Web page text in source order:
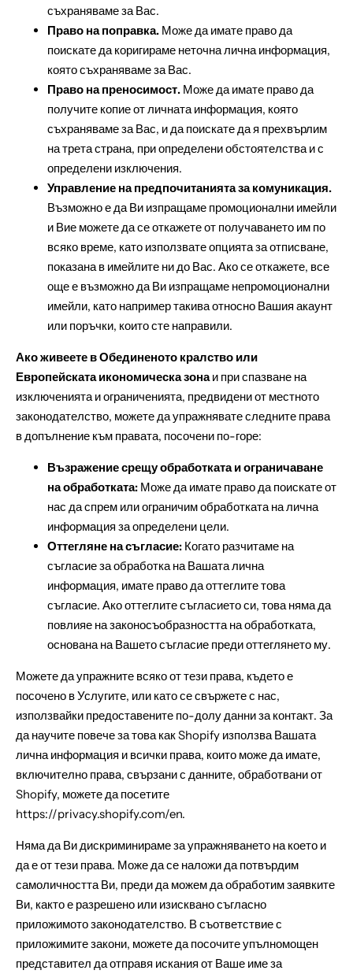
съхраняваме за Вас.
Право на поправка. Може да имате право да
поискате да коригираме неточна лична информация,
която съхраняваме за Вас.
Право на преносимост. Може да имате право да
получите копие от личната информация, която
съхраняваме за Вас, и да поискате да я прехвърлим
на трета страна, при определени обстоятелства и с
определени изключения.
Управление на предпочитанията за комуникация.
Възможно е да Ви изпращаме промоционални имейли
и Вие можете да се откажете от получаването им по
всяко време, като използвате опцията за отписване,
показана в имейлите ни до Вас. Ако се откажете, все
още е възможно да Ви изпращаме непромоционални
имейли, като например такива относно Вашия акаунт
или поръчки, които сте направили.
Ако живеете в Обединеното кралство или
Европейската икономическа зонаи при спазване на
изключенията и ограниченията, предвидени от местното
законодателство, можете да упражнявате следните права
в допълнение към правата, посочени по-горе:
Възражение срещу обработката и ограничаване
на обработката: Може да имате право да поискате от
нас да спрем или ограничим обработката на лична
информация за определени цели.
Оттегляне на съгласие: Когато разчитаме на
съгласие за обработка на Вашата лична
информация, имате право да оттеглите това
съгласие. Ако оттеглите съгласието си, това няма да
повлияе на законосъобразността на обработката,
основана на Вашето съгласие преди оттеглянето му.
Можете да упражните всяко от тези права, където е
посочено в Услугите, или като се свържете с нас,
използвайки предоставените по-долу данни за контакт. За
да научите повече за това как Shopify използва Вашата
лична информация и всички права, които може да имате,
включително права, свързани с данните, обработвани от
Shopify, можете да посетите
https://privacy.shopify.com/en.
Няма да Ви дискриминираме за упражняването на което и
да е от тези права. Може да се наложи да потвърдим
самоличността Ви, преди да можем да обработим заявките
Ви, както е разрешено или изисквано съгласно
приложимото законодателство. В съответствие с
приложимите закони, можете да посочите упълномощен
представител да отправя искания от Ваше име за